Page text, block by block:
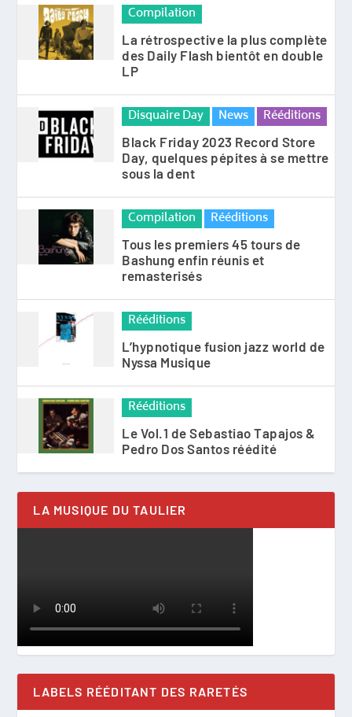
Compilation
La rétrospective la plus complète
des Daily Flash bientôt en double
LP
Disquaire Day News Rééditions
Black Friday 2023 Record Store
Day, quelques pépites à se mettre
sous la dent
Compilation Rééditions
Tous les premiers 45 tours de
Bashung enfin réunis et
remasterisés
Rééditions
L’hypnotique fusion jazz world de
Nyssa Musique
Rééditions
Le Vol.1 de Sebastiao Tapajos &
Pedro Dos Santos réédité
LA MUSIQUE DU TAULIER
LABELS RÉÉDITANT DES RARETÉS